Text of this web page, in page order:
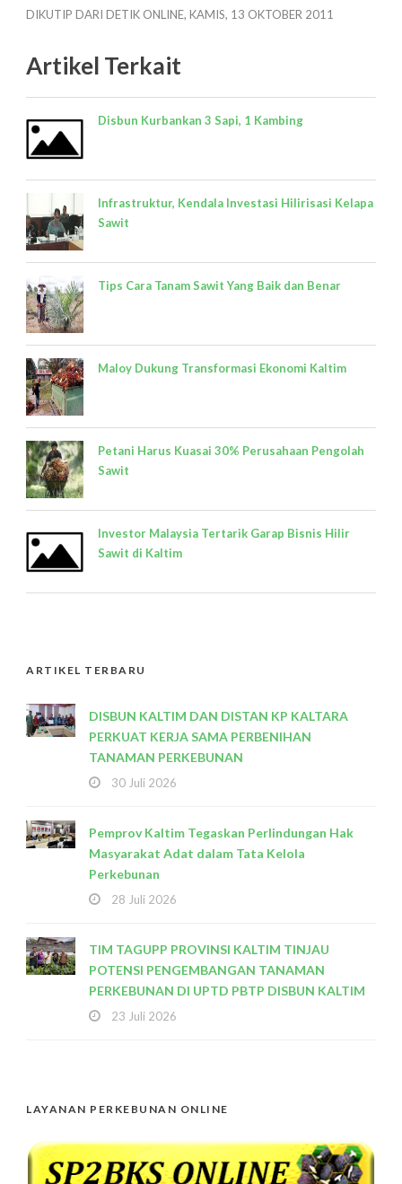
DIKUTIP DARI DETIK ONLINE, KAMIS, 13 OKTOBER 2011
Artikel Terkait
Disbun Kurbankan 3 Sapi, 1 Kambing
Infrastruktur, Kendala Investasi Hilirisasi Kelapa
Sawit
Tips Cara Tanam Sawit Yang Baik dan Benar
Maloy Dukung Transformasi Ekonomi Kaltim
Petani Harus Kuasai 30% Perusahaan Pengolah
Sawit
Investor Malaysia Tertarik Garap Bisnis Hilir
Sawit di Kaltim
ARTIKEL TERBARU
DISBUN KALTIM DAN DISTAN KP KALTARA
PERKUAT KERJA SAMA PERBENIHAN
TANAMAN PERKEBUNAN
30 Juli 2026
Pemprov Kaltim Tegaskan Perlindungan Hak
Masyarakat Adat dalam Tata Kelola
Perkebunan
28 Juli 2026
TIM TAGUPP PROVINSI KALTIM TINJAU
POTENSI PENGEMBANGAN TANAMAN
PERKEBUNAN DI UPTD PBTP DISBUN KALTIM
23 Juli 2026
LAYANAN PERKEBUNAN ONLINE